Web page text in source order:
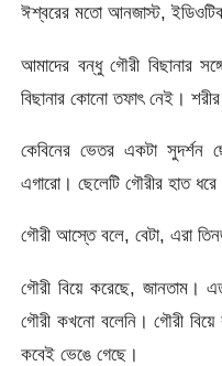
ঈশ্বরের মতো আনজাস্ট,
আমাদের বন্ধু গৌরী বিছানার
বিছানার কোনো তফাৎ নেই।
কেবিনের ভেতর একটা
এগারো। ছেলেটি গৌরীর হাত
গৌরী আস্তে বলে, বেটা, এরা
গৌরী বিয়ে করেছে, জানতাম।
গৌরী কখনো বলেনি। গৌরী
কবেই ভেঙে গেছে।